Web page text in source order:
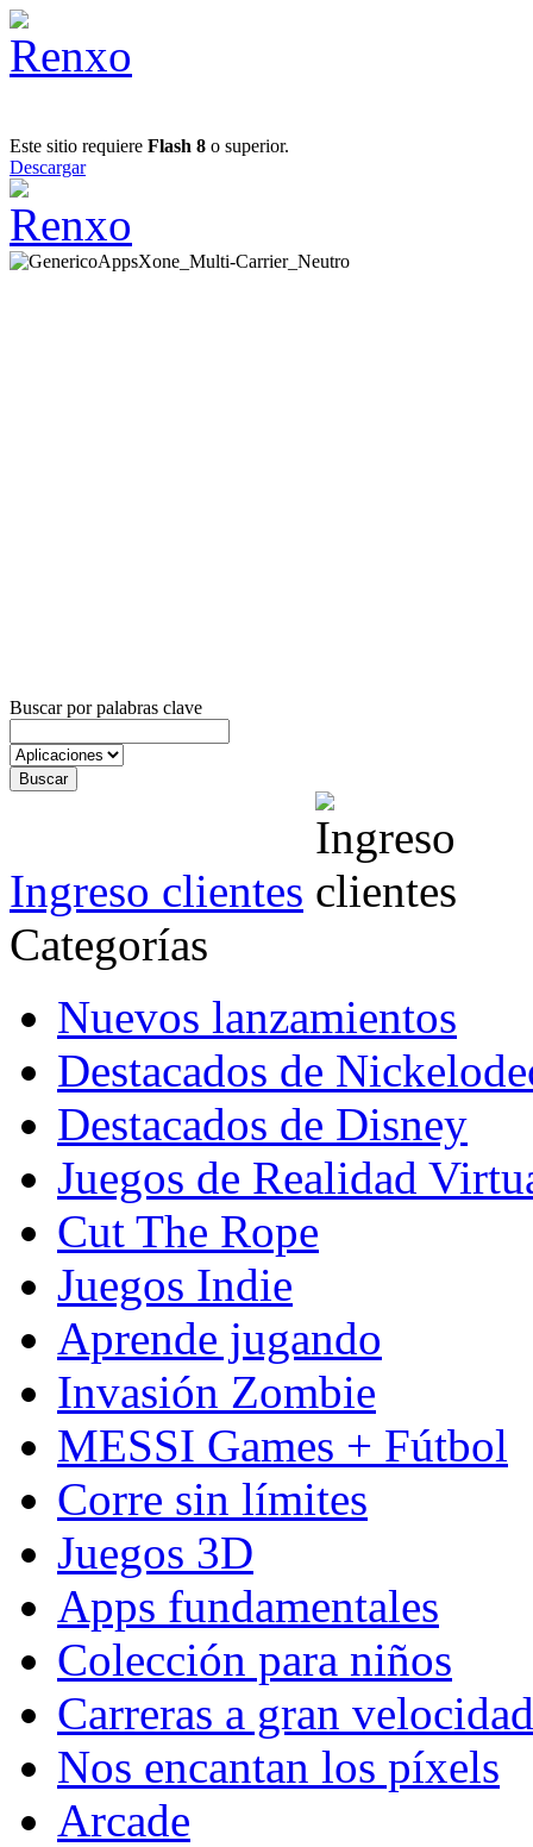
Este sitio requiere Flash 8 o superior.
Descargar
Buscar por palabras clave
Ingreso clientes
Categorías
Nuevos lanzamientos
Destacados de
Destacados de Disney
Juegos de Realidad
Cut The Rope
Juegos Indie
Aprende jugando
Invasión Zombie
MESSI Games + Fútbol
Corre sin límites
Juegos 3D
Apps fundamentales
Colección para niños
Carreras a gran velocidad
Nos encantan los píxels
Arcade